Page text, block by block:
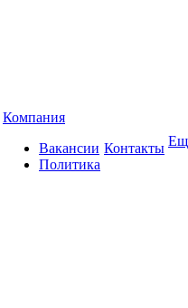
Компания
Вакансии
Политика
Контакты